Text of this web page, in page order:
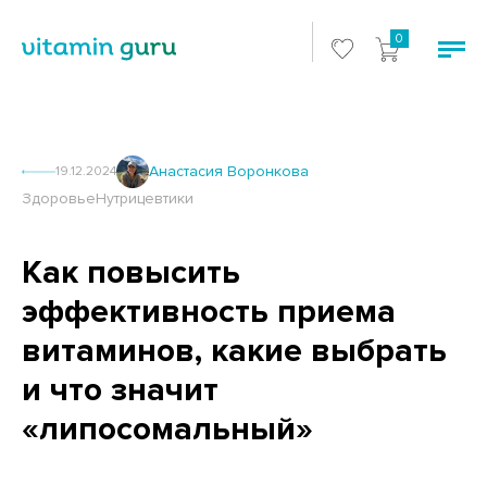
0
19.12.2024
Анастасия Воронкова
ЗдоровьеНутрицевтики
Как повысить
эффективность приема
витаминов, какие выбрать
и что значит
«липосомальный»